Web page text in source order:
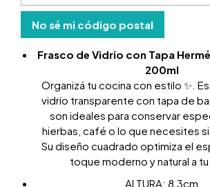
No sé mi código postal
Frasco de Vidrio con Tapa
200ml
Organizá tu cocina con estilo ✨.
vidrio transparente con tapa de
son ideales para conservar
hierbas, café o lo que necesites
Su diseño cuadrado optimiza el
toque moderno y natural a tu
ALTURA: 8,3cm